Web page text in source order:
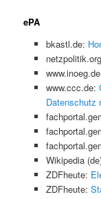
ePA
bkastl.de:
www.ccc.de:
Datenschutz
Wikipedia
ZDFheute:
ZDFheute: